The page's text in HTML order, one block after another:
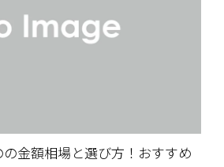
金額相場と選び方！おすすめ